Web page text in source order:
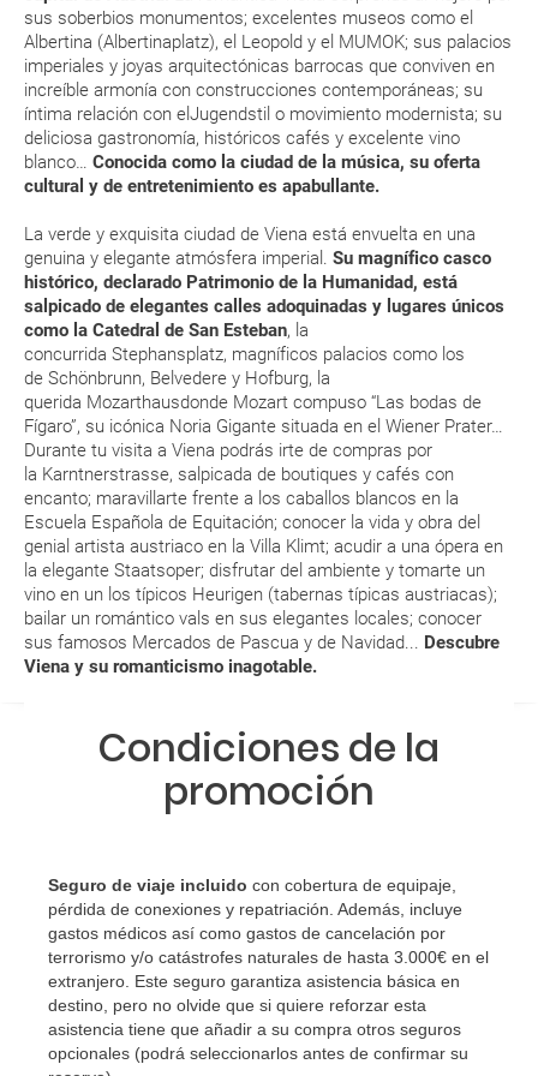
sus soberbios monumentos; excelentes museos como el
Albertina (Albertinaplatz), el Leopold y el MUMOK; sus palacios
imperiales y joyas arquitectónicas barrocas que conviven en
increíble armonía con construcciones contemporáneas; su
íntima relación con elJugendstil o movimiento modernista; su
deliciosa gastronomía, históricos cafés y excelente vino
blanco… Conocida como la ciudad de la música, su oferta
cultural y de entretenimiento es apabullante.
La verde y exquisita ciudad de Viena está envuelta en una
genuina y elegante atmósfera imperial. Su magnífico casco
histórico, declarado Patrimonio de la Humanidad, está
salpicado de elegantes calles adoquinadas y lugares únicos
como la Catedral de San Esteban, la
concurrida Stephansplatz, magníficos palacios como los
de Schönbrunn, Belvedere y Hofburg, la
querida Mozarthausdonde Mozart compuso “Las bodas de
Fígaro”, su icónica Noria Gigante situada en el Wiener Prater…
Durante tu visita a Viena podrás irte de compras por
la Karntnerstrasse, salpicada de boutiques y cafés con
encanto; maravillarte frente a los caballos blancos en la
Escuela Española de Equitación; conocer la vida y obra del
genial artista austriaco en la Villa Klimt; acudir a una ópera en
la elegante Staatsoper; disfrutar del ambiente y tomarte un
vino en un los típicos Heurigen (tabernas típicas austriacas);
bailar un romántico vals en sus elegantes locales; conocer
sus famosos Mercados de Pascua y de Navidad... Descubre
Viena y su romanticismo inagotable.
imprimir y llevar contigo en el viaje.
Esta documentación te será requerida en el mostrador de la compañía
aérea a la hora de realizar el check-in el día de la salida.
MODIFICACIÓN ó CANCELACIÓN ¿Puedo anular o
modificar una reserva del viaje? ¿Qué gastos puede
¿Qué caducidad debe tener mi pasaporte para ir
a...?
¿Con cuánta antelación tengo que estar en el
aeropuerto?
RESERVAR ¿Cómo puedo reservar un viaje de
paquete vacacional en la página web?
Al realizar la reserva, uno de los servicios ha
quedado de pendiente de confirmación ¿Cómo
sabré si se confirma el viaje?
¿Cómo sé si hay plazas disponibles en el viaje que
quiero al hacer mi solicitud de reserva?
Si tengo los traslados incluidos, ¿dónde debo
dirigirme?
¿Cuáles son las condiciones generales en las
reservas de viajes?
¿Cuáles son los impuestos de entrada y salida del
país si viajo a América?
¿Qué hago si el traslado contratado del aeropuerto
Condiciones de la
promoción
Seguro de viaje incluido con cobertura de equipaje,
pérdida de conexiones y repatriación. Además, incluye
gastos médicos así como gastos de cancelación por
terrorismo y/o catástrofes naturales de hasta 3.000€ en el
extranjero. Este seguro garantiza asistencia básica en
destino, pero no olvide que si quiere reforzar esta
asistencia tiene que añadir a su compra otros seguros
opcionales (podrá seleccionarlos antes de confirmar su